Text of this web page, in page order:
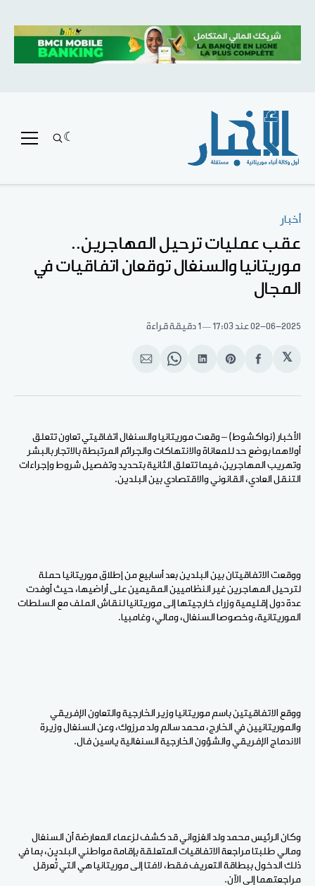
أخبار
عقب عمليات ترحيل المهاجرين..
موريتانيا والسنغال توقعان اتفاقيات في
المجال
02-06-2025عند 17:03 1 دقيقة قراءة
𝕏
انشر
الفيسبوك
Share
Pinterest
انشر
لينكد
Share
WhatsApp
انشر
الإيميل
الأخبار (نواكشوط) – وقعت موريتانيا والسنغال اتفاقيتي تعاون تتعلق
أولاهما بوضع حد للمعاناة والانتهاكات والجرائم المرتبطة بالاتجار بالبشر
وتهريب المهاجرين، فيما تتعلق الثانية بتحديد وتفصيل شروط وإجراءات
التنقل العادي، القانوني والاقتصادي بين البلدين.
ووقعت الاتفاقيتان بين البلدين بعد أسابيع من إطلاق موريتانيا حملة
لترحيل المهاجرين غير النظاميين المقيمين على أراضيها، حيث أوفدت
عدة دول إقليمية وزراء خارجيتها إلى موريتانيا لنقاش الملف مع السلطات
الموريتانية، وخصوصا السنغال، ومالي، وغامبيا.
ووقع الاتفاقيتين باسم موريتانيا وزير الخارجية والتعاون الإفريقي
والموريتانيين في الخارج، محمد سالم ولد مرزوك، وعن السنغال وزيرة
الاندماج الإفريقي والشؤون الخارجية السنغالية ياسين فال.
وكان الرئيس محمد ولد الغزواني قد كشف لزعماء المعارضة أن السنغال
ومالي طلبتا مراجعة الاتفاقيات المتعلقة بإقامة مواطني البلدين، بما في
ذلك الدخول ببطاقة التعريف فقط، لافتا إلى موريتانيا هي التي تُعرقل
مراجعتهما إلى الآن.